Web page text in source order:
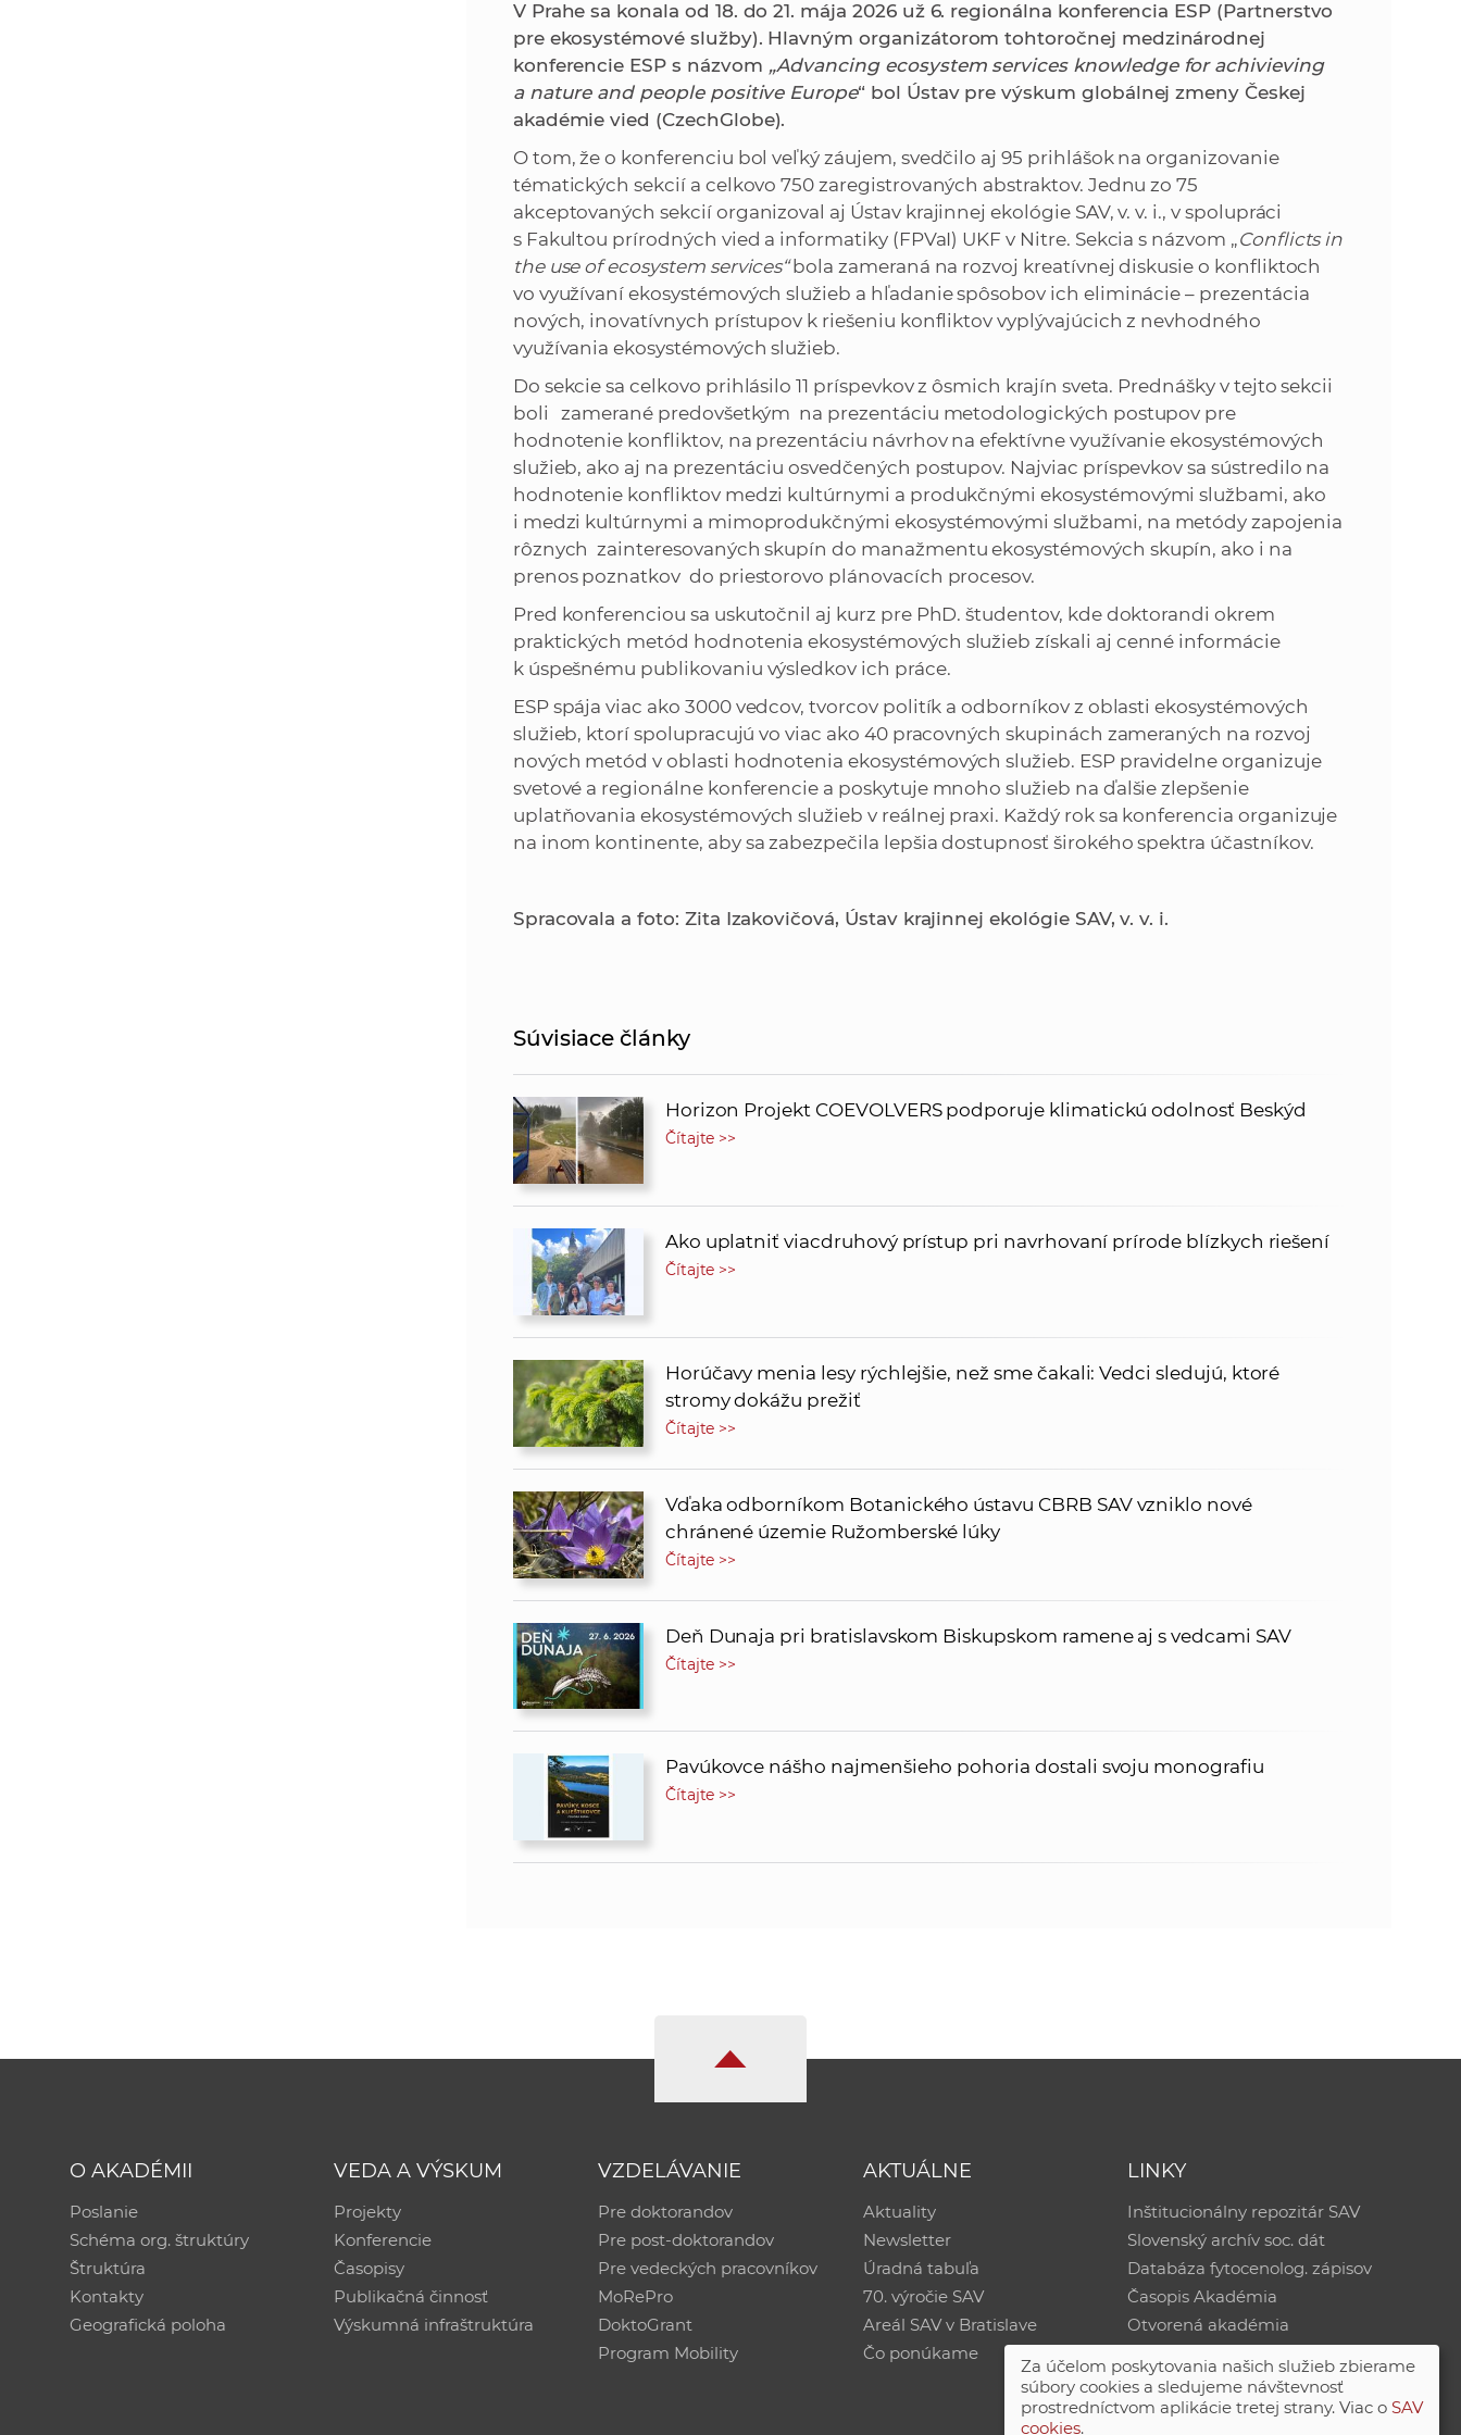
n
k
a
c
h
S
V
V Prahe sa konala od 18. do 21. mája 2026 už 6. regionálna konferencia ESP (Partnerstvo
pre ekosystémové služby). Hlavným organizátorom tohtoročnej medzinárodnej
konferencie ESP s názvom „Advancing ecosystem services knowledge for achivieving
a nature and people positive Europe“ bol Ústav pre výskum globálnej zmeny Českej
akadémie vied (CzechGlobe).
O tom, že o konferenciu bol veľký záujem, svedčilo aj 95 prihlášok na organizovanie
tématických sekcií a celkovo 750 zaregistrovaných abstraktov. Jednu zo 75
akceptovaných sekcií organizoval aj Ústav krajinnej ekológie SAV, v. v. i., v spolupráci
s Fakultou prírodných vied a informatiky (FPVaI) UKF v Nitre. Sekcia s názvom „Conflicts in
the use of ecosystem services“bola zameraná na rozvoj kreatívnej diskusie o konfliktoch
vo využívaní ekosystémových služieb a hľadanie spôsobov ich eliminácie – prezentácia
nových, inovatívnych prístupov k riešeniu konfliktov vyplývajúcich z nevhodného
využívania ekosystémových služieb.
Do sekcie sa celkovo prihlásilo 11 príspevkov z ôsmich krajín sveta. Prednášky v tejto sekcii
boli zamerané predovšetkým na prezentáciu metodologických postupov pre
hodnotenie konfliktov, na prezentáciu návrhov na efektívne využívanie ekosystémových
služieb, ​​ako aj na prezentáciu osvedčených postupov. Najviac príspevkov sa sústredilo na
hodnotenie konfliktov medzi kultúrnymi a produkčnými ekosystémovými službami, ako
i medzi kultúrnymi a mimoprodukčnými ekosystémovými službami, na metódy zapojenia
rôznych zainteresovaných skupín do manažmentu ekosystémových skupín, ako i na
prenos poznatkov do priestorovo plánovacích procesov.
Pred konferenciou sa uskutočnil aj kurz pre PhD. študentov, kde doktorandi okrem
praktických metód hodnotenia ekosystémových služieb získali aj cenné informácie
k úspešnému publikovaniu výsledkov ich práce.
ESP spája viac ako 3000 vedcov, tvorcov politík a odborníkov z oblasti ekosystémových
služieb, ktorí spolupracujú vo viac ako 40 pracovných skupinách zameraných na rozvoj
nových metód v oblasti hodnotenia ekosystémových služieb. ESP pravidelne organizuje
svetové a regionálne konferencie a poskytuje mnoho služieb na ďalšie zlepšenie
uplatňovania ekosystémových služieb v reálnej praxi. Každý rok sa konferencia organizuje
na inom kontinente, aby sa zabezpečila lepšia dostupnosť širokého spektra účastníkov.
Spracovala a foto: Zita Izakovičová, Ústav krajinnej ekológie SAV, v. v. i.
Súvisiace články
Horizon Projekt COEVOLVERS podporuje klimatickú odolnosť Beskýd
Čítajte >>
Ako uplatniť viacdruhový prístup pri navrhovaní prírode blízkych riešení
Čítajte >>
Horúčavy menia lesy rýchlejšie, než sme čakali: Vedci sledujú, ktoré
stromy dokážu prežiť
Čítajte >>
Vďaka odborníkom Botanického ústavu CBRB SAV vzniklo nové
chránené územie Ružomberské lúky
Čítajte >>
Deň Dunaja pri bratislavskom Biskupskom ramene aj s vedcami SAV
Čítajte >>
Pavúkovce nášho najmenšieho pohoria dostali svoju monografiu
Čítajte >>
O AKADÉMII
Poslanie
Schéma org. štruktúry
Štruktúra
Kontakty
Geografická poloha
VEDA A VÝSKUM
Projekty
Konferencie
Časopisy
Publikačná činnosť
Výskumná infraštruktúra
VZDELÁVANIE
Pre doktorandov
Pre post-doktorandov
Pre vedeckých pracovníkov
MoRePro
DoktoGrant
Program Mobility
AKTUÁLNE
Aktuality
Newsletter
Úradná tabuľa
70. výročie SAV
Areál SAV v Bratislave
Čo ponúkame
LINKY
Inštitucionálny repozitár SAV
Slovenský archív soc. dát
Databáza fytocenolog. zápisov
Časopis Akadémia
Otvorená akadémia
Za účelom poskytovania našich služieb zbierame
súbory cookies a sledujeme návštevnosť
prostredníctvom aplikácie tretej strany. Viac o SAV
cookies.